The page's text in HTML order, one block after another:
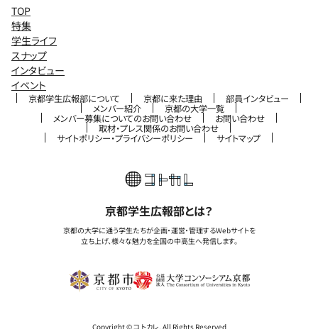
京都学生広報部とは？
京都の大学に通う学生たちが企画・運営・管理するWebサイトを
立ち上げ、様々な魅力を全国の中高生へ発信します。
TOP
特集
学生ライフ
スナップ
インタビュー
イベント
京都学生広報部について 京都に来た理由 部員インタビュー
メンバー紹介 京都の大学一覧
メンバー募集についてのお問い合わせ お問い合わせ
取材・プレス関係のお問い合わせ
サイトポリシー・プライバシーポリシー サイトマップ
Copyright © コトカレ, All Rights Reserved